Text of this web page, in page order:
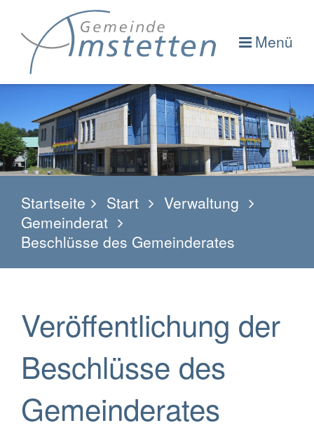
Menü
Startseite Start
Verwaltung
Gemeinderat
Beschlüsse des Gemeinderates
Veröffentlichung der
Beschlüsse des
Gemeinderates